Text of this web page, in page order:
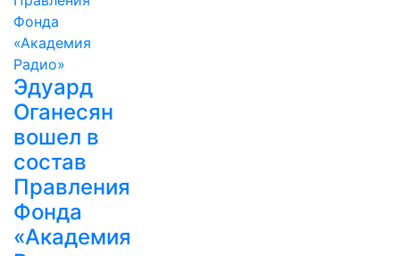
Эдуард
Оганесян
вошел в
состав
Правления
Фонда
«Академия